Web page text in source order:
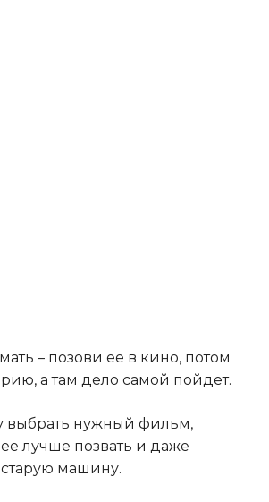
– позови ее в кино, потом
а там дело самой пойдет.​
выбрать нужный фильм,
лучше позвать и даже
машину.​